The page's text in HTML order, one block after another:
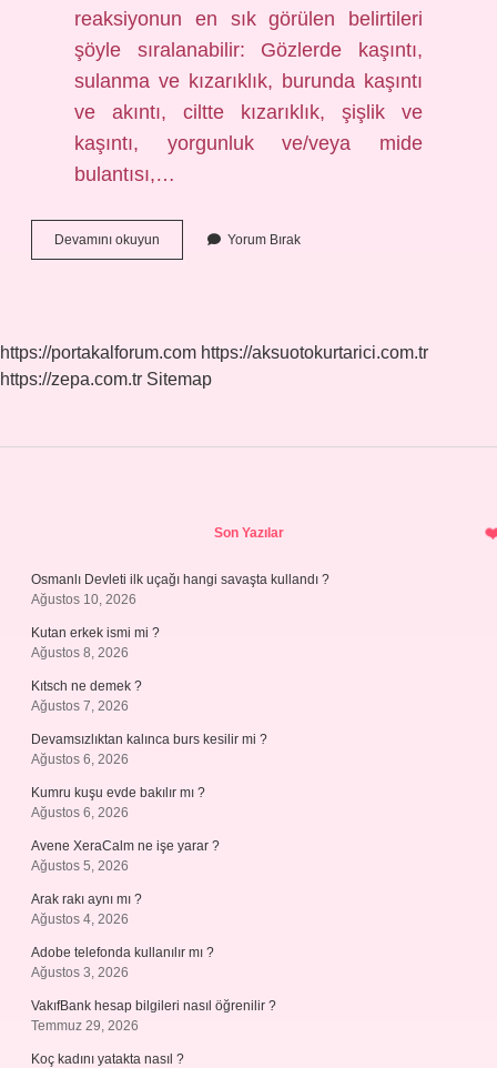
reaksiyonun en sık görülen belirtileri
şöyle sıralanabilir: Gözlerde kaşıntı,
sulanma ve kızarıklık, burunda kaşıntı
ve akıntı, ciltte kızarıklık, şişlik ve
kaşıntı, yorgunluk ve/veya mide
bulantısı,…
Devamını okuyun
Kaşıntı
Yorum Bırak
https://portakalforum.com https://aksuotokurtarici.com.tr
https://zepa.com.tr Sitemap
Son Yazılar
Osmanlı Devleti ilk uçağı hangi savaşta kullandı ?
Ağustos 10, 2026
Kutan erkek ismi mi ?
Ağustos 8, 2026
Kıtsch ne demek ?
Ağustos 7, 2026
Devamsızlıktan kalınca burs kesilir mi ?
Ağustos 6, 2026
Kumru kuşu evde bakılır mı ?
Ağustos 6, 2026
Avene XeraCalm ne işe yarar ?
Ağustos 5, 2026
Arak rakı aynı mı ?
Ağustos 4, 2026
Adobe telefonda kullanılır mı ?
Ağustos 3, 2026
VakıfBank hesap bilgileri nasıl öğrenilir ?
Temmuz 29, 2026
Koç kadını yatakta nasıl ?